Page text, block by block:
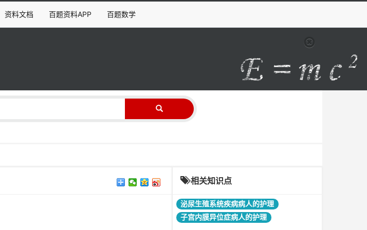
资料文档 百题资料APP 百题数学
相关知识点
泌尿生殖系统疾病病人的护理
子宫内膜异位症病人的护理